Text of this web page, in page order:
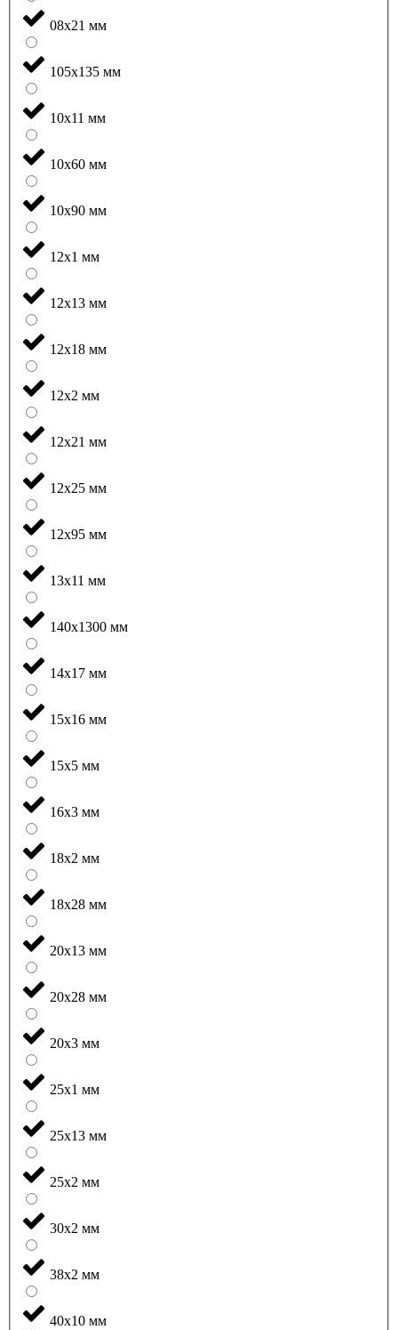
08x21 мм
105x135 мм
10x11 мм
10x60 мм
10x90 мм
12x1 мм
12x13 мм
12x18 мм
12x2 мм
12x21 мм
12x25 мм
12x95 мм
13x11 мм
140x1300 мм
14x17 мм
15x16 мм
15x5 мм
16x3 мм
18x2 мм
18x28 мм
20x13 мм
20x28 мм
20x3 мм
25x1 мм
25x13 мм
25x2 мм
30x2 мм
38x2 мм
40x10 мм